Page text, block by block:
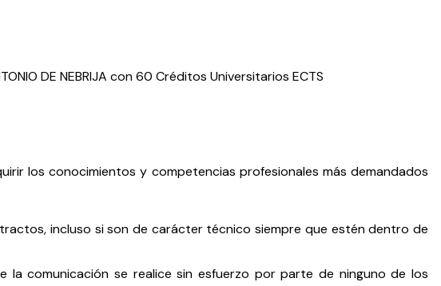
DE NEBRIJA con 60 Créditos Universitarios ECTS
los conocimientos y competencias profesionales más demandados
incluso si son de carácter técnico siempre que estén dentro de
comunicación se realice sin esfuerzo por parte de ninguno de los